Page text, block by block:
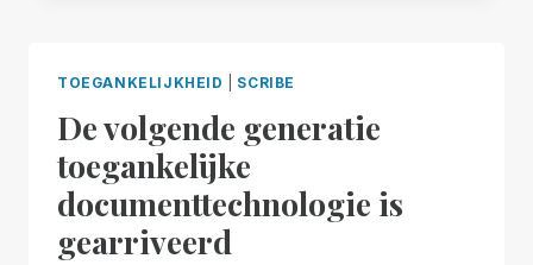
GIJZELING
TOEGANKELIJKHEID SCRIBE
De volgende generatie
toegankelijke
documenttechnologie is
gearriveerd